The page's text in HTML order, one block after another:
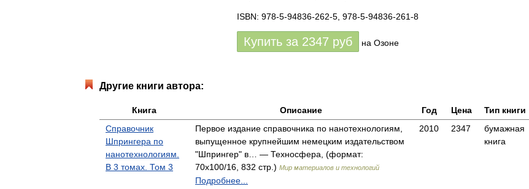
ISBN: 978-5-94836-262-5, 978-5-94836-261-8
Купить за 2347 руб на Озоне
Другие книги автора:
Книга Описание Год Цена
Тип книги
Справочник
Шпрингера по
нанотехнологиям.
В 3 томах. Том 3
Первое издание справочника по нанотехнологиям,
выпущенное крупнейшим немецким издательством
"Шпрингер" в… — Техносфера, (формат:
70x100/16, 832 стр.) Мир материалов и технологий
Подробнее...
2010 2347
бумажная
книга